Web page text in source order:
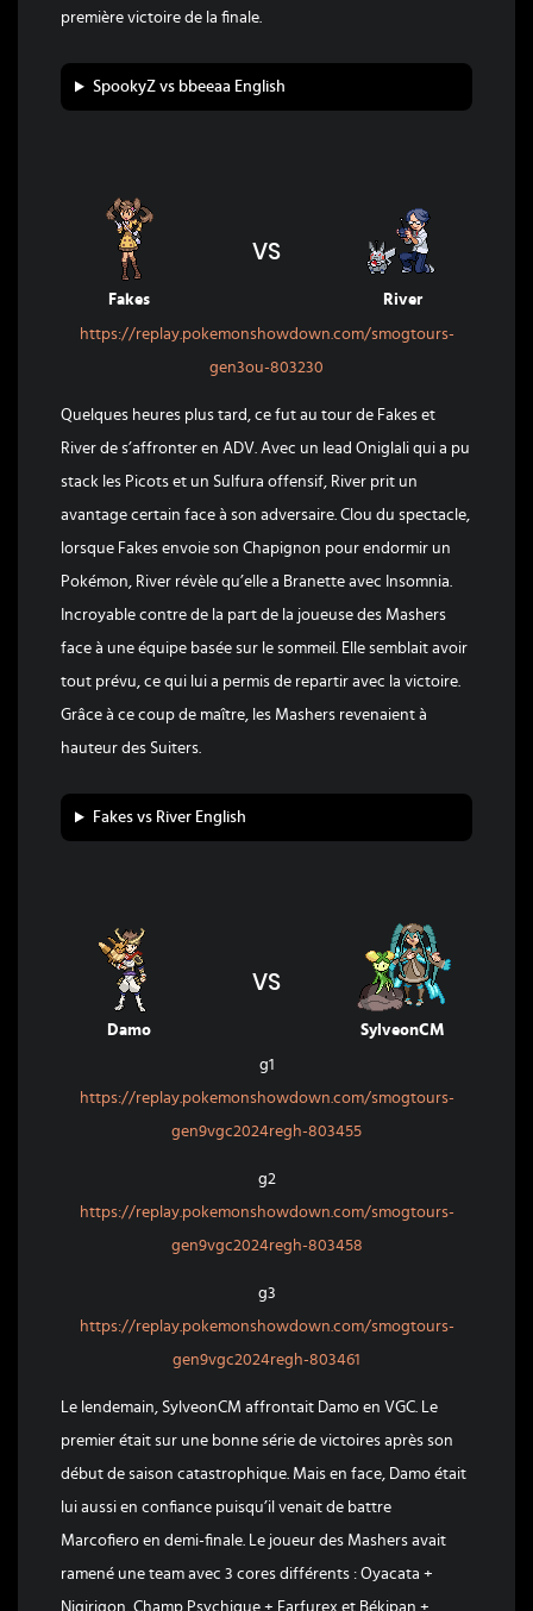
première victoire de la finale.
SpookyZ vs bbeeaa English
Fakes
VS
River
https://replay.pokemonshowdown.com/smogtours-
gen3ou-803230
Quelques heures plus tard, ce fut au tour de Fakes et
River de s’affronter en ADV. Avec un lead Oniglali qui a pu
stack les Picots et un Sulfura offensif, River prit un
avantage certain face à son adversaire. Clou du spectacle,
lorsque Fakes envoie son Chapignon pour endormir un
Pokémon, River révèle qu’elle a Branette avec Insomnia.
Incroyable contre de la part de la joueuse des Mashers
face à une équipe basée sur le sommeil. Elle semblait avoir
tout prévu, ce qui lui a permis de repartir avec la victoire.
Grâce à ce coup de maître, les Mashers revenaient à
hauteur des Suiters.
Fakes vs River English
Damo
VS
SylveonCM
g1
https://replay.pokemonshowdown.com/smogtours-
gen9vgc2024regh-803455
g2
https://replay.pokemonshowdown.com/smogtours-
gen9vgc2024regh-803458
g3
https://replay.pokemonshowdown.com/smogtours-
gen9vgc2024regh-803461
Le lendemain, SylveonCM affrontait Damo en VGC. Le
premier était sur une bonne série de victoires après son
début de saison catastrophique. Mais en face, Damo était
lui aussi en confiance puisqu’il venait de battre
Marcofiero en demi-finale. Le joueur des Mashers avait
ramené une team avec 3 cores différents : Oyacata +